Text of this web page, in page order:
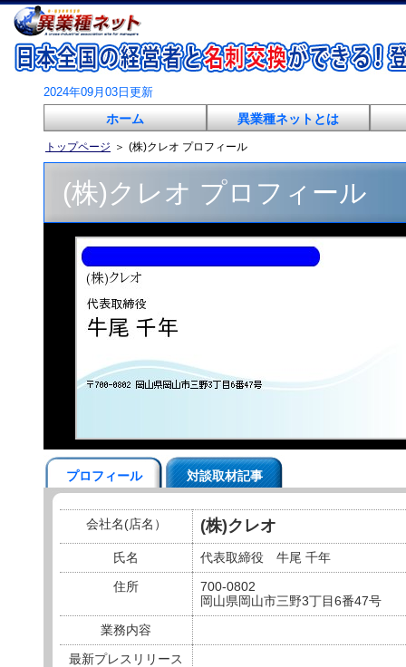
2024年09月03日更新
ホーム 異業種ネットとは
トップページ ＞ (株)クレオ プロフィール
(株)クレオ プロフィール
プロフィール 対談取材記事
会社名(店名） (株)クレオ
氏名
代表取締役 牛尾 千年
住所
700-0802
岡山県岡山市三野3丁目6番47号
業務内容
最新プレスリリース